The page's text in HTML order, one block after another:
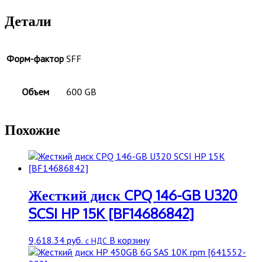
Детали
Форм-фактор SFF
Объем 600 GB
Похожие
Жесткий диск CPQ 146-GB U320
SCSI HP 15K [BF14686842]
9,618.34 руб. с НДС В корзину